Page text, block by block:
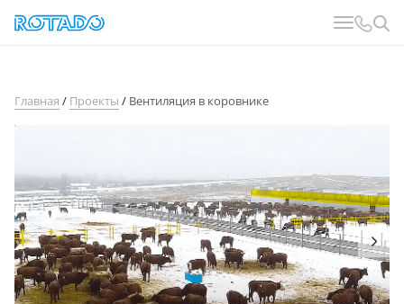
Главная / Проекты / Вентиляция в коровнике